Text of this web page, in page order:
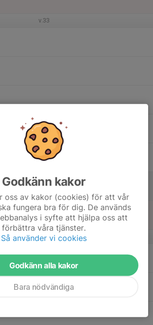
v.33
v.34
Godkänn kakor
oss av kakor (cookies) för att vår
fungera bra för dig. De används
i syfte att hjälpa oss att
förbättra våra tjänster.
Så använder vi cookies
Godkänn alla kakor
Bara nödvändiga